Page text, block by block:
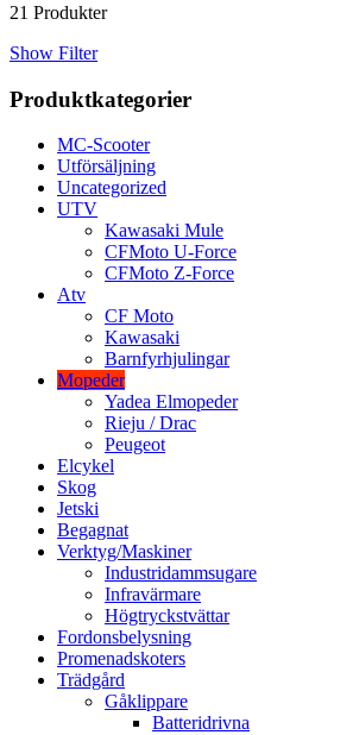
21 Produkter
Show Filter
Produktkategorier
MC-Scooter
Utförsäljning
Uncategorized
UTV
Kawasaki Mule
CFMoto U-Force
CFMoto Z-Force
Atv
CF Moto
Kawasaki
Barnfyrhjulingar
Mopeder
Yadea Elmopeder
Rieju / Drac
Peugeot
Elcykel
Skog
Jetski
Begagnat
Verktyg/Maskiner
Industridammsugare
Infravärmare
Högtryckstvättar
Fordonsbelysning
Promenadskoters
Trädgård
Gåklippare
Batteridrivna